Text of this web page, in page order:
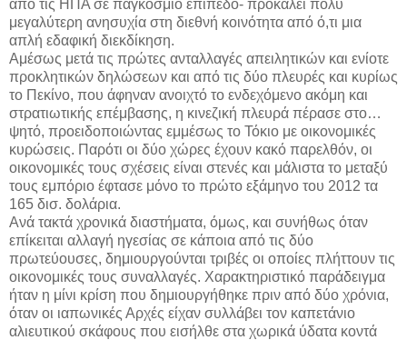
από τις ΗΠΑ σε παγκόσμιο επίπεδο- προκαλεί πολύ
μεγαλύτερη ανησυχία στη διεθνή κοινότητα από ό,τι μια
απλή εδαφική διεκδίκηση.
Αμέσως μετά τις πρώτες ανταλλαγές απειλητικών και ενίοτε
προκλητικών δηλώσεων και από τις δύο πλευρές και κυρίως
το Πεκίνο, που άφηναν ανοιχτό το ενδεχόμενο ακόμη και
στρατιωτικής επέμβασης, η κινεζική πλευρά πέρασε στο…
ψητό, προειδοποιώντας εμμέσως το Τόκιο με οικονομικές
κυρώσεις. Παρότι οι δύο χώρες έχουν κακό παρελθόν, οι
οικονομικές τους σχέσεις είναι στενές και μάλιστα το μεταξύ
τους εμπόριο έφτασε μόνο το πρώτο εξάμηνο του 2012 τα
165 δισ. δολάρια.
Ανά τακτά χρονικά διαστήματα, όμως, και συνήθως όταν
επίκειται αλλαγή ηγεσίας σε κάποια από τις δύο
πρωτεύουσες, δημιουργούνται τριβές οι οποίες πλήττουν τις
οικονομικές τους συναλλαγές. Χαρακτηριστικό παράδειγμα
ήταν η μίνι κρίση που δημιουργήθηκε πριν από δύο χρόνια,
όταν οι ιαπωνικές Αρχές είχαν συλλάβει τον καπετάνιο
αλιευτικού σκάφους που εισήλθε στα χωρικά ύδατα κοντά